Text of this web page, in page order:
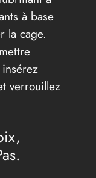
à base
la cage.
verrouillez